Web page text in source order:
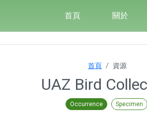
首頁 關於
首頁 資源
UAZ Bird
Occurrence Specimen